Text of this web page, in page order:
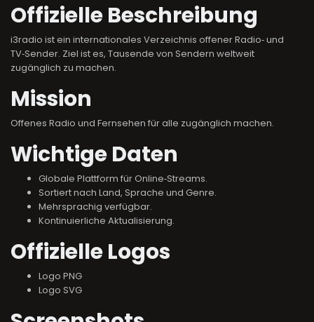
Offizielle Beschreibung
i3radio ist ein internationales Verzeichnis offener Radio‑ und
TV‑Sender. Ziel ist es, Tausende von Sendern weltweit
zugänglich zu machen.
Mission
Offenes Radio und Fernsehen für alle zugänglich machen.
Wichtige Daten
Globale Plattform für Online‑Streams.
Sortiert nach Land, Sprache und Genre.
Mehrsprachig verfügbar.
Kontinuierliche Aktualisierung.
Offizielle Logos
Logo PNG
Logo SVG